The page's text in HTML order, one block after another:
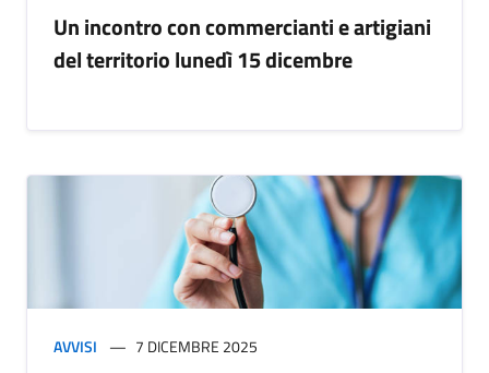
Un incontro con commercianti e artigiani
del territorio lunedì 15 dicembre
AVVISI 7 DICEMBRE 2025